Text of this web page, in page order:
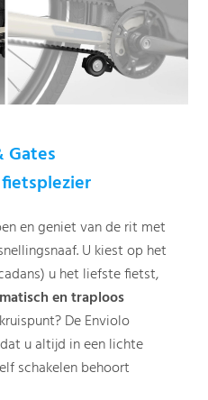
Gates
en geniet van de rit met
U kiest op het
u het liefste fietst,
en traploos
De Enviolo
u altijd in een lichte
schakelen behoort